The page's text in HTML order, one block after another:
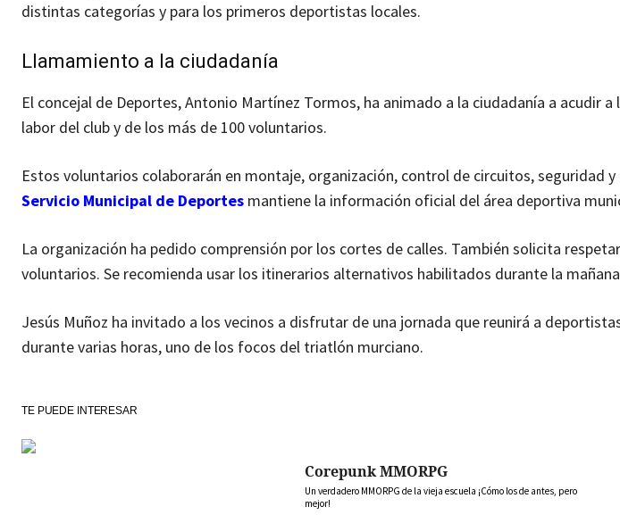
distintas categorías y para los primeros deportistas locales.
Llamamiento a la ciudadanía
El concejal de Deportes, Antonio Martínez Tormos, ha animado a la ciudadanía a acudir
labor del club y de los más de 100 voluntarios.
Estos voluntarios colaborarán en montaje, organización, control de circuitos, seguridad
Servicio Municipal de Deportes mantiene la información oficial del área deportiva
La organización ha pedido comprensión por los cortes de calles. También solicita
voluntarios. Se recomienda usar los itinerarios alternativos habilitados durante la
Jesús Muñoz ha invitado a los vecinos a disfrutar de una jornada que reunirá a
durante varias horas, uno de los focos del triatlón murciano.
TE PUEDE INTERESAR
Corepunk MMORPG
Un verdadero MMORPG de la vieja escuela ¡Cómo los de antes, pero
mejor!